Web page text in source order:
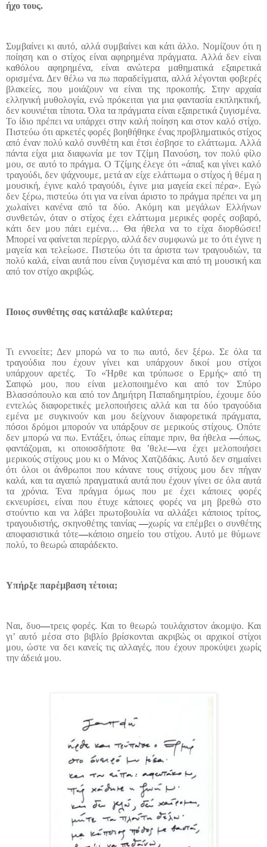
ήχο τους.
Συμβαίνει κι αυτό, αλλά συμβαίνει και κάτι άλλο. Νομίζουν ότι η
ποίηση και ο στίχος είναι αφηρημένα πράγματα. Αλλά δεν είναι
καθόλου αφηρημένα, είναι ανώτερα μαθηματικά εξαιρετικά
ορισμένα. Δεν θέλω να πω παραδείγματα, αλλά λέγονται φοβερές
βλακείες, που μοιάζουν να είναι της προκοπής. Στην αρχαία
ελληνική μυθολογία, ενώ πρόκειται για μια φαντασία εκπληκτική,
δεν κουνιέται τίποτα. Όλα τα πράγματα είναι εξαιρετικά ζυγισμένα.
Το ίδιο πρέπει να υπάρχει στην καλή ποίηση και στον καλό στίχο.
Πιστεύω ότι αρκετές φορές βοηθήθηκε ένας προβληματικός στίχος
από έναν πολύ καλό συνθέτη και έτσι έσβησε το ελάττωμα. Αλλά
πάντα είχα μια διαφωνία με τον Τζίμη Πανούση, τον πολύ φίλο
μου, σε αυτό το πράγμα. Ο Τζίμης έλεγε ότι «άπαξ και γίνει καλό
τραγούδι, δεν ψάχνουμε, μετά αν είχε ελάττωμα ο στίχος ή θέμα η
μουσική, έγινε καλό τραγούδι, έγινε μια μαγεία εκεί πέρα». Εγώ
δεν ξέρω, πιστεύω ότι για να είναι άριστο το πράγμα πρέπει να μη
χωλαίνει κανένα από τα δύο. Ακόμη και μεγάλων Ελλήνων
συνθετών, όταν ο στίχος έχει ελάττωμα μερικές φορές σοβαρό,
κάτι δεν μου πάει εμένα… Θα ήθελα να το είχα διορθώσει!
Μπορεί να φαίνεται περίεργο, αλλά δεν συμφωνώ με το ότι έγινε η
μαγεία και τελείωσε. Πιστεύω ότι τα άριστα των τραγουδιών, τα
πολύ καλά, είναι αυτά που είναι ζυγισμένα και από τη μουσική και
από τον στίχο ακριβώς.
Ποιος συνθέτης σας κατάλαβε καλύτερα;
Τι εννοείτε; Δεν μπορώ να το πω αυτό, δεν ξέρω. Σε όλα τα
τραγούδια που έχουν γίνει και υπάρχουν δικοί μου στίχοι
υπάρχουν αρετές.
Το «Ήρθε και τρύπωσε ο Ερμής» από τη
Σαπφώ μου, που είναι μελοποιημένο και από τον Σπύρο
Βλασσόπουλο και από τον Δημήτρη Παπαδημητρίου, έχουμε δύο
εντελώς διαφορετικές μελοποιήσεις αλλά και τα δύο τραγούδια
εμένα με συγκινούν και μου δείχνουν διαφορετικά πράγματα,
πόσοι δρόμοι μπορούν να υπάρξουν σε μερικούς στίχους. Οπότε
δεν μπορώ να πω. Εντάξει, όπως είπαμε πριν, θα ήθελα —όπως,
φαντάζομαι, κι οποιοσδήποτε θα ’θελε—να έχει μελοποιήσει
μερικούς στίχους μου κι ο Μάνος Χατζιδάκις. Αυτό δεν σημαίνει
ότι όλοι οι άνθρωποι που κάνανε τους στίχους μου δεν πήγαν
καλά, και τα αγαπώ πραγματικά αυτά που έχουν γίνει σε όλα αυτά
τα χρόνια. Ένα πράγμα όμως που με έχει κάποιες φορές
εκνευρίσει, είναι που έτυχε κάποιες φορές να μη βρεθώ στο
στούντιο και να λάβει πρωτοβουλία να αλλάξει κάποιος τρίτος,
τραγουδιστής, σκηνοθέτης ταινίας—χωρίς να επέμβει ο συνθέτης
αποφασιστικά τότε—κάποιο σημείο του στίχου. Αυτό με θύμωνε
πολύ, το θεωρώ απαράδεκτο.
Υπήρξε παρέμβαση τέτοια;
Ναι, δυο—τρεις φορές. Και το θεωρώ τουλάχιστον άκομψο. Και
γι’ αυτό μέσα στο βιβλίο βρίσκονται ακριβώς οι αρχικοί στίχοι
μου, ώστε να δει κανείς τις αλλαγές, που έχουν προκύψει χωρίς
την άδειά μου.